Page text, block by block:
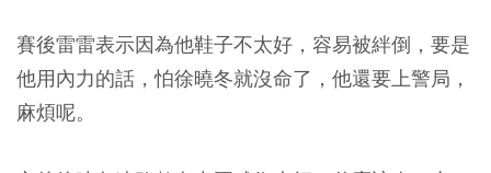
賽後雷雷表示因為他鞋子不太好，容易被絆倒，要是
他用內力的話，怕徐曉冬就沒命了，他還要上警局，
麻煩呢。